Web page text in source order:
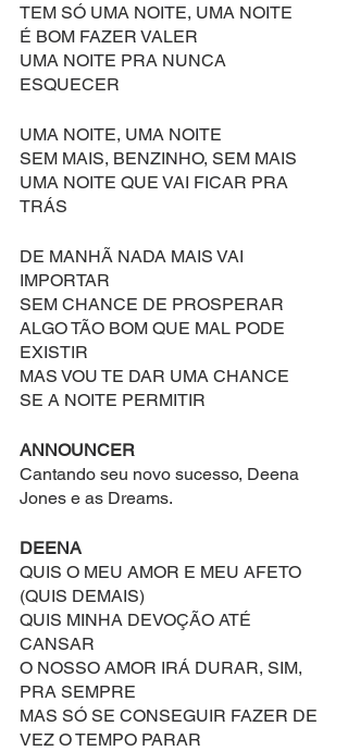
TEM SÓ UMA NOITE, UMA NOITE
É BOM FAZER VALER
UMA NOITE PRA NUNCA
ESQUECER
UMA NOITE, UMA NOITE
SEM MAIS, BENZINHO, SEM MAIS
UMA NOITE QUE VAI FICAR PRA
TRÁS
DE MANHÃ NADA MAIS VAI
IMPORTAR
SEM CHANCE DE PROSPERAR
ALGO TÃO BOM QUE MAL PODE
EXISTIR
MAS VOU TE DAR UMA CHANCE
SE A NOITE PERMITIR
ANNOUNCER
Cantando seu novo sucesso, Deena
Jones e as Dreams.
DEENA
QUIS O MEU AMOR E MEU AFETO
(QUIS DEMAIS)
QUIS MINHA DEVOÇÃO ATÉ
CANSAR
O NOSSO AMOR IRÁ DURAR, SIM,
PRA SEMPRE
MAS SÓ SE CONSEGUIR FAZER DE
VEZ O TEMPO PARAR